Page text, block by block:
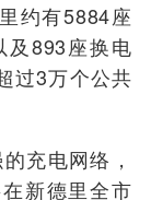
约有5884座
及893座换电
过3万个公共
充电网络，
新德里全市